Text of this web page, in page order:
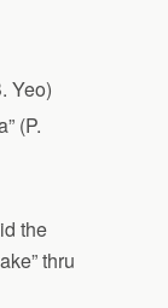
Yeo)
(P.
the
thru